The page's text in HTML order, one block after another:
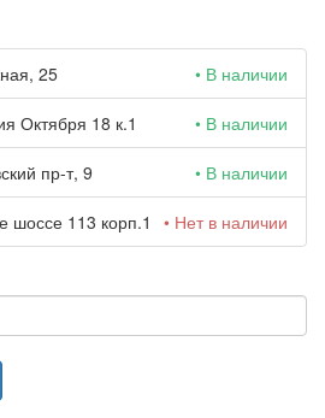
25 • В наличии
Октября 18 к.1 • В наличии
пр-т, 9 • В наличии
шоссе 113 корп.1 • Нет в наличии